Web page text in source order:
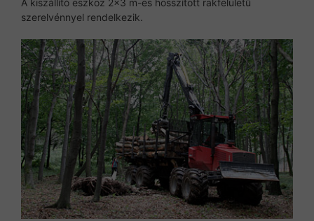
szerelvénnyel rendelkezik.